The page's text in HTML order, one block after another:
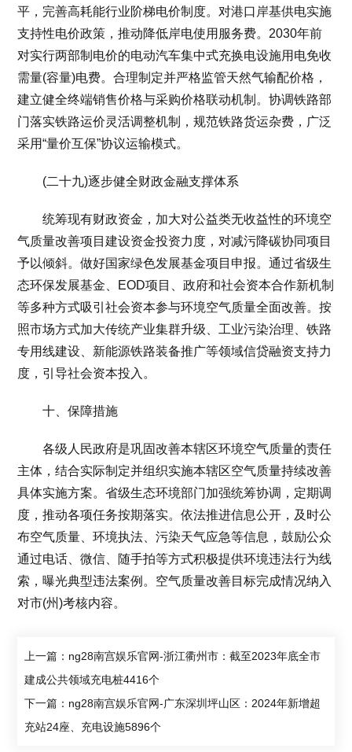
平，完善高耗能行业阶梯电价制度。对港口岸基供电实施
支持性电价政策，推动降低岸电使用服务费。2030年前
对实行两部制电价的电动汽车集中式充换电设施用电免收
需量(容量)电费。合理制定并严格监管天然气输配价格，
建立健全终端销售价格与采购价格联动机制。协调铁路部
门落实铁路运价灵活调整机制，规范铁路货运杂费，广泛
采用“量价互保”协议运输模式。
(二十九)逐步健全财政金融支撑体系
统筹现有财政资金，加大对公益类无收益性的环境空
气质量改善项目建设资金投资力度，对减污降碳协同项目
予以倾斜。做好国家绿色发展基金项目申报。通过省级生
态环保发展基金、EOD项目、政府和社会资本合作新机制
等多种方式吸引社会资本参与环境空气质量全面改善。按
照市场方式加大传统产业集群升级、工业污染治理、铁路
专用线建设、新能源铁路装备推广等领域信贷融资支持力
度，引导社会资本投入。
十、保障措施
各级人民政府是巩固改善本辖区环境空气质量的责任
主体，结合实际制定并组织实施本辖区空气质量持续改善
具体实施方案。省级生态环境部门加强统筹协调，定期调
度，推动各项任务按期落实。依法推进信息公开，及时公
布空气质量、环境执法、污染天气应急等信息，鼓励公众
通过电话、微信、随手拍等方式积极提供环境违法行为线
索，曝光典型违法案例。空气质量改善目标完成情况纳入
对市(州)考核内容。
上一篇：ng28南宫娱乐官网-浙江衢州市：截至2023年底全市
建成公共领域充电桩4416个
下一篇：ng28南宫娱乐官网-广东深圳坪山区：2024年新增超
充站24座、充电设施5896个